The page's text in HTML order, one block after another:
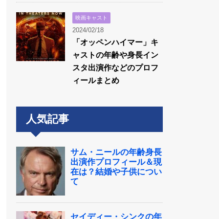
映画キャスト
2024/02/18
「オッペンハイマー」キ
ャストの年齢や身長イン
スタ出演作などのプロフ
ィールまとめ
人気記事